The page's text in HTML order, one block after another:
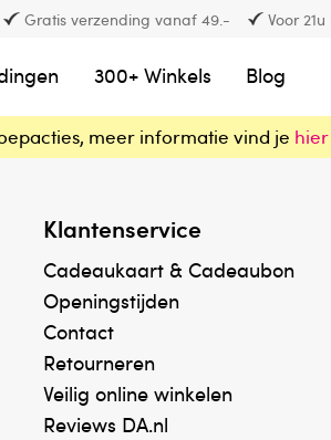
Gratis verzending vanaf 49.- Voor
300+ Winkels Blog
meer informatie vind je hier
Klantenservice
Cadeaukaart & Cadeaubon
Openingstijden
Contact
Retourneren
Veilig online winkelen
Reviews DA.nl